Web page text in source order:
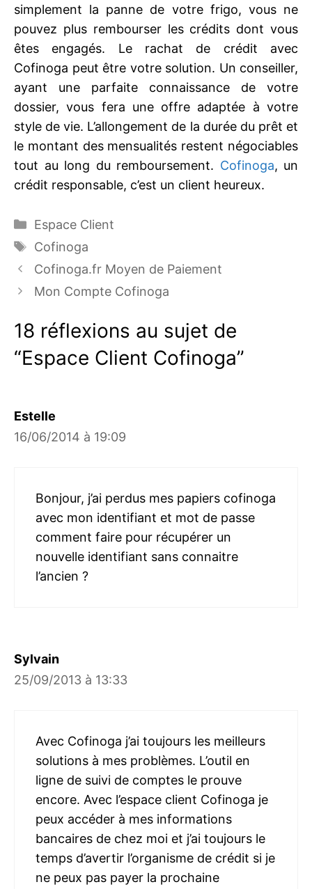
simplement la panne de votre frigo, vous ne
pouvez plus rembourser les crédits dont vous
êtes engagés. Le rachat de crédit avec
Cofinoga peut être votre solution. Un conseiller,
ayant une parfaite connaissance de votre
dossier, vous fera une offre adaptée à votre
style de vie. L’allongement de la durée du prêt et
le montant des mensualités restent négociables
tout au long du remboursement. Cofinoga, un
crédit responsable, c’est un client heureux.
Catégories
Espace Client
Étiquettes
Cofinoga
Cofinoga.fr Moyen de Paiement
Mon Compte Cofinoga
18 réflexions au sujet de
“Espace Client Cofinoga”
Estelle
16/06/2014 à 19:09
Bonjour, j’ai perdus mes papiers cofinoga
avec mon identifiant et mot de passe
comment faire pour récupérer un
nouvelle identifiant sans connaitre
l’ancien ?
Sylvain
25/09/2013 à 13:33
Avec Cofinoga j’ai toujours les meilleurs
solutions à mes problèmes. L’outil en
ligne de suivi de comptes le prouve
encore. Avec l’espace client Cofinoga je
peux accéder à mes informations
bancaires de chez moi et j’ai toujours le
temps d’avertir l’organisme de crédit si je
ne peux pas payer la prochaine